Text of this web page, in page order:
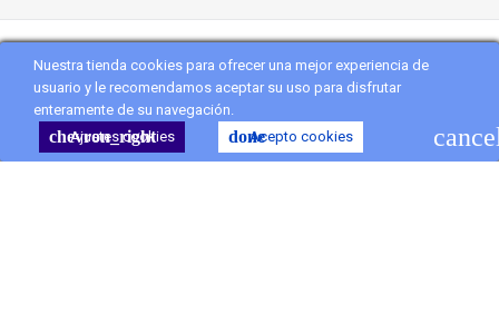
Nuestra tienda cookies para ofrecer una mejor experiencia de
usuario y le recomendamos aceptar su uso para disfrutar
enteramente de su navegación.
chevron_right
Ajustes cookies doneAcepto cookies
CopyrightVanityflor.es. All Rights Reserved